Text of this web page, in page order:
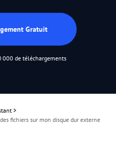
Gratuit
000 de téléchargements
>
fichiers sur mon disque dur externe